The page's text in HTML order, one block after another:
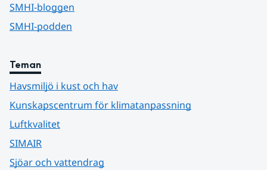
SMHI-bloggen
SMHI-podden
Teman
Havsmiljö i kust och hav
Kunskapscentrum för klimatanpassning
Luftkvalitet
SIMAIR
Sjöar och vattendrag